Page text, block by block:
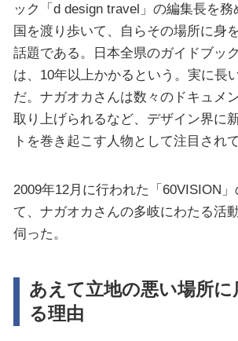
ック「d design travel」の編集長を
国を渡り歩いて、自らその場所に身
話題である。日本全県のガイドブッ
は、10年以上かかるという。実に長
だ。ナガオカさんは数々のドキュメ
取り上げられるなど、デザイン界に
トを巻き起こす人物として注目されて
2009年12月に行われた「60VISION
て、ナガオカさんの多岐にわたる活
伺った。
あえて立地の悪い場所に
る理由